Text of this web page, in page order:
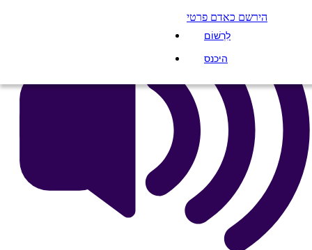
הירשם כאדם פרטי
לִרְשׁוֹם
היכנס